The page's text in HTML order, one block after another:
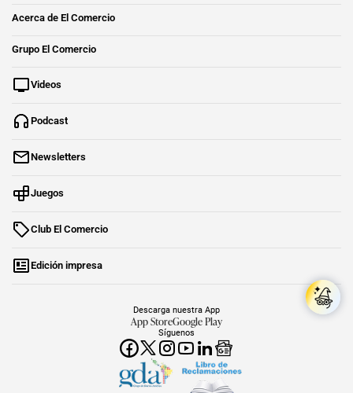
Acerca de El Comercio
Grupo El Comercio
Videos
Podcast
Newsletters
Juegos
Club El Comercio
Edición impresa
Síguenos
Descarga nuestra App
App StoreGoogle Play